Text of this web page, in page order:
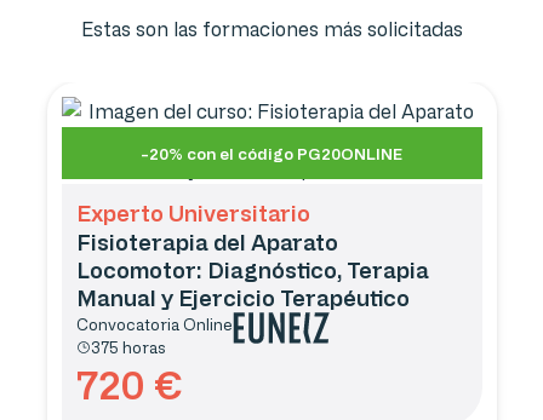
Estas son las formaciones más solicitadas
-20% con el código PG20ONLINE
Experto Universitario
Fisioterapia del Aparato
Locomotor: Diagnóstico, Terapia
Manual y Ejercicio Terapéutico
Convocatoria Online
375 horas
720 €